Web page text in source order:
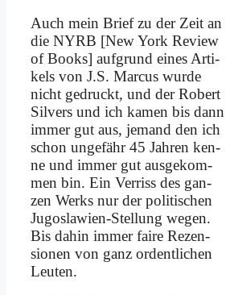
Auch mein Brief zu der Zeit an
die NYRB [New York Re­view
of Books] auf­grund ei­nes Ar­ti­
kels von J.S. Mar­cus wur­de
nicht ge­druckt, und der Ro­bert
Sil­vers und ich ka­men bis dann
im­mer gut aus, je­mand den ich
schon un­ge­fähr 45 Jah­ren ken­
ne und im­mer gut aus­ge­kom­
men bin. Ein Ver­riss des gan­
zen Werks nur der po­li­ti­schen
Ju­go­sla­wi­en-Stel­lung we­gen.
Bis da­hin im­mer fai­re Re­zen­
sio­nen von ganz or­dent­li­chen
Leu­ten.